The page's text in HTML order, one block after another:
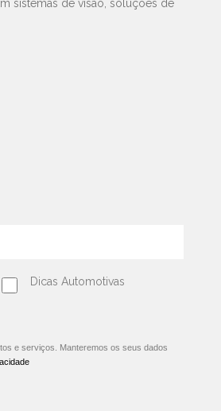
sistemas de visão, soluções de
Dicas Automotivas
e serviços. Manteremos os seus dados